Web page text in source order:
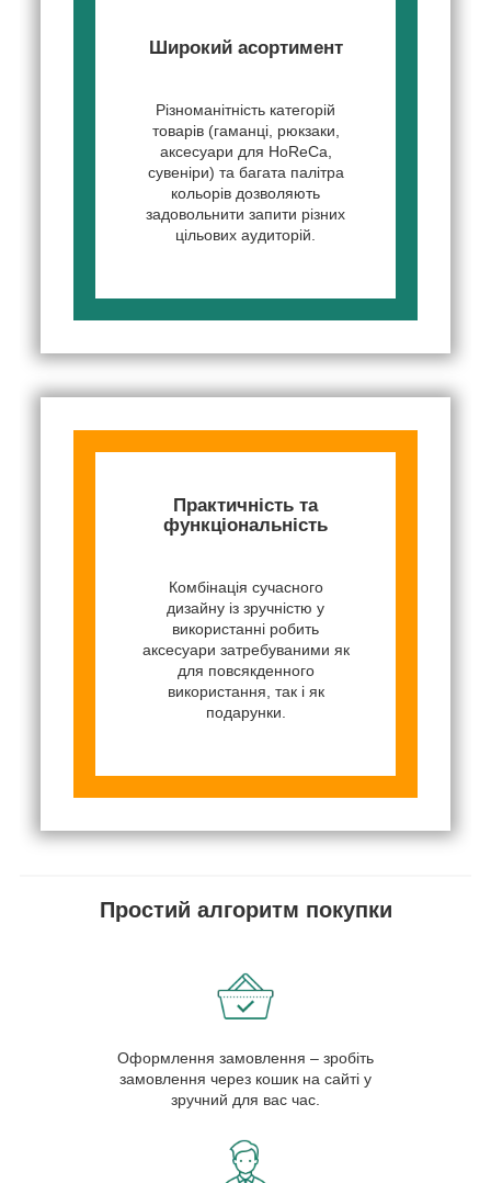
Широкий асортимент
Різноманітність категорій
товарів (гаманці, рюкзаки,
аксесуари для HoReCa,
сувеніри) та багата палітра
кольорів дозволяють
задовольнити запити різних
цільових аудиторій.
Практичність та
функціональність
Комбінація сучасного
дизайну із зручністю у
використанні робить
аксесуари затребуваними як
для повсякденного
використання, так і як
подарунки.
Простий алгоритм покупки
Оформлення замовлення – зробіть
замовлення через кошик на сайті у
зручний для вас час.